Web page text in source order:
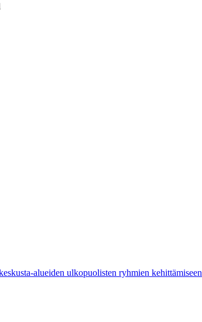
alueiden ulkopuolisten ryhmien kehittämiseen